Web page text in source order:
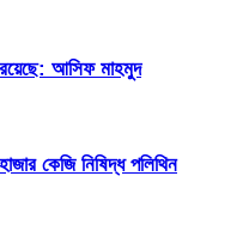
রয়েছে: আসিফ মাহমুদ
কেজি নিষিদ্ধ পলিথিন